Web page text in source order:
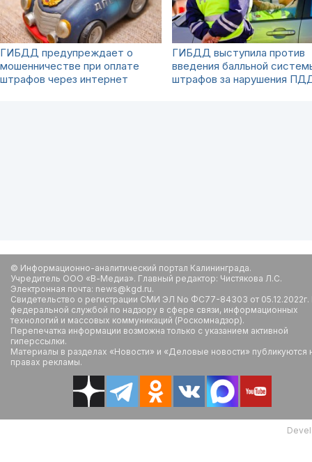
ГИБДД предупреждает о
мошенничестве при оплате
штрафов через интернет
ГИБДД выступила против
введения балльной
штрафов за нарушения
© Информационно-аналитический портал Калининграда.
Учредитель ООО «В-Медиа». Главный редактор: Чистякова Л.С.
Электронная почта: news@kgd.ru.
Свидетельство о регистрации СМИ ЭЛ No ФС77-84303 от
федеральной службой по надзору в сфере связи, информационных
технологий и массовых коммуникаций (Роскомнадзор).
Перепечатка информации возможна только с указанием активной
гиперссылки.
Материалы в разделах «Новости» и «Деловые новости» публикуются
правах рекламы.